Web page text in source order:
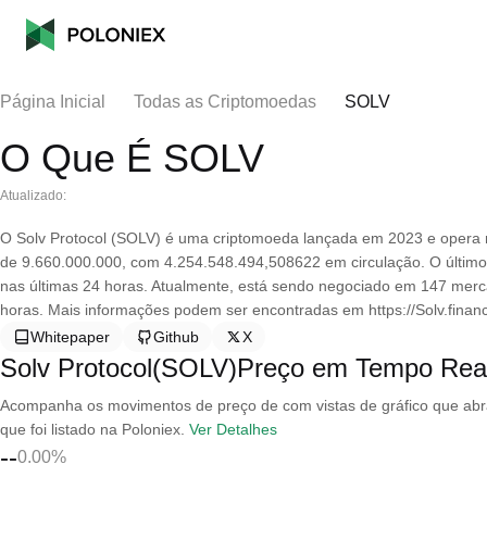
Página Inicial Todas as Criptomoedas SOLV
O Que É SOLV
Atualizado:
O Solv Protocol (SOLV) é uma criptomoeda lançada em 2023 e
de 9.660.000.000, com 4.254.548.494,508622 em circulação. O
nas últimas 24 horas. Atualmente, está sendo negociado em 147
horas. Mais informações podem ser encontradas em https://
Whitepaper
Github X
Solv Protocol(SOLV)Preço em Tempo
Acompanha os movimentos de preço de com vistas de gráfico que
que foi listado na Poloniex. Ver Detalhes
--0.00%